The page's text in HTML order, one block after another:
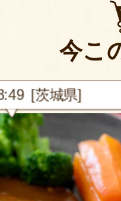
今こ
県]